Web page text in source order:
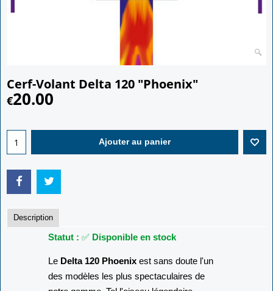
Cerf-Volant Delta 120 "Phoenix"
€20.00
Ajouter au panier
Description
Statut : ✅ Disponible en stock
Le Delta 120 Phoenix est sans doute l'un
des modèles les plus spectaculaires de